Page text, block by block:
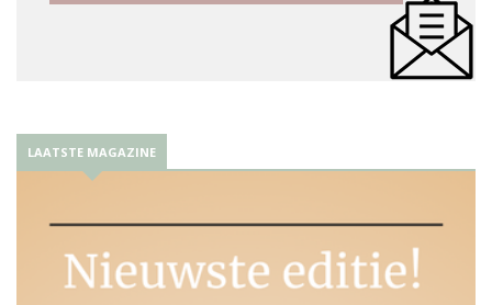
LAATSTE MAGAZINE